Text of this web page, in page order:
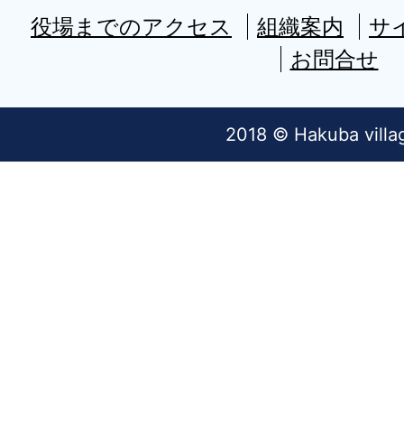
役場までのアクセス 組織案内
サ
お問合せ
2018 © Hakuba